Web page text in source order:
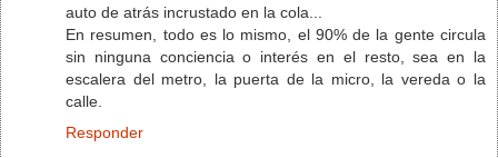
auto de atrás incrustado en la cola...
En resumen, todo es lo mismo, el 90% de la gente circula
sin ninguna conciencia o interés en el resto, sea en la
escalera del metro, la puerta de la micro, la vereda o la
calle.
Responder